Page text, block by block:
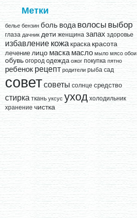
Метки
белье бензин боль вода волосы выбор
глаза дачник дети женщина запах здоровье
избавление кожа краска красота
лечение лицо маска масло мыло мясо обои
обувь огород одежда ожог покупка пятно
ребенок рецепт родители рыба сад
советсоветы солнце средство
стирка ткань уксус уход холодильник
хранение чистка